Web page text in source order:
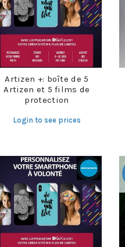
Artizen +: boîte de 5
Artizen et 5 films de
protection
Login to see prices